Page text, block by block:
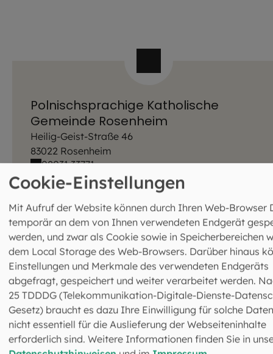
Polnischsprachige Katholische
Gemeinde Rosenheim
Heilig-Geist-Straße 46
83022 Rosenheim
08031 33771
08031 3040146
polnischsprachige-mission.rosenheim@ebmu
Das könnte Sie auch
interessieren
Cookie-Einstellungen
Mit Aufruf der Website können durch Ihren Web-Browser
temporär an dem von Ihnen verwendeten Endgerät
werden, und zwar als Cookie sowie in Speicherbereichen
dem Local Storage des Web-Browsers. Darüber hinaus
Einstellungen und Merkmale des verwendeten Endgeräts
abgefragt, gespeichert und weiter verarbeitet werden.
25 TDDDG (Telekommunikation-Digitale-Dienste-
Gesetz) braucht es dazu Ihre Einwilligung für solche
nicht essentiell für die Auslieferung der Webseiteninhalte
erforderlich sind. Weitere Informationen finden Sie in